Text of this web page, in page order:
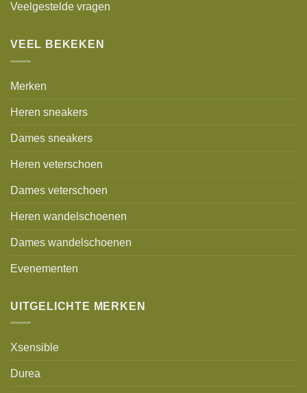
Veelgestelde vragen
VEEL BEKEKEN
Merken
Heren sneakers
Dames sneakers
Heren veterschoen
Dames veterschoen
Heren wandelschoenen
Dames wandelschoenen
Evenementen
UITGELICHTE MERKEN
Xsensible
Durea